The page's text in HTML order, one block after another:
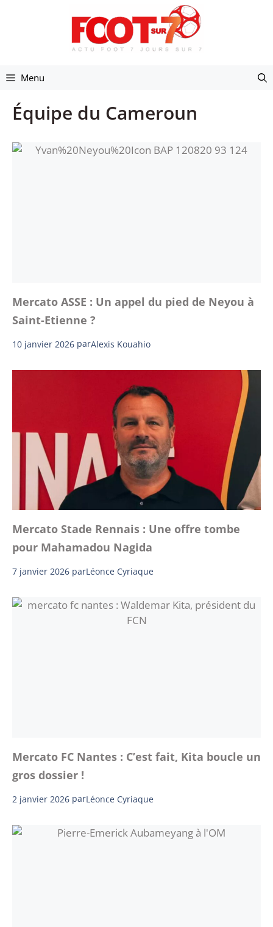
Menu
Équipe du Cameroun
Mercato ASSE : Un appel du pied de Neyou à
Saint-Etienne ?
10 janvier 2026 parAlexis Kouahio
Mercato Stade Rennais : Une offre tombe
pour Mahamadou Nagida
7 janvier 2026 parLéonce Cyriaque
Mercato FC Nantes : C’est fait, Kita boucle un
gros dossier !
2 janvier 2026 parLéonce Cyriaque